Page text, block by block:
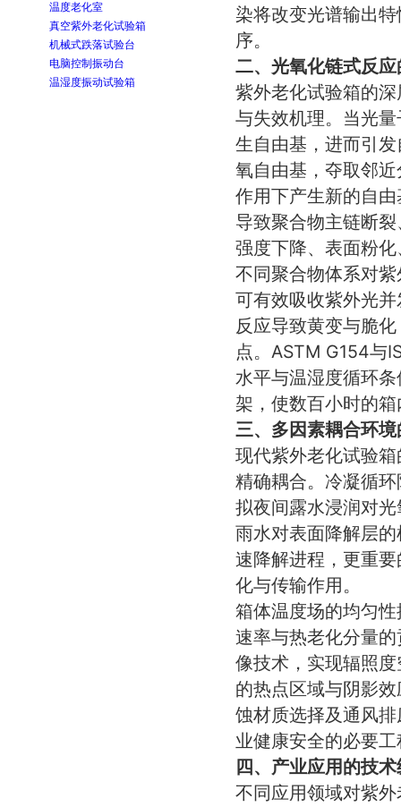
温度老化室
真空紫外老化试验箱
机械式跌落试验台
电脑控制振动台
温湿度振动试验箱
染将改变光谱输出
序。
二、光氧化链式反
紫外老化试验箱的
与失效机理。当光
生自由基，进而引
氧自由基，夺取邻
作用下产生新的自
导致聚合物主链断
强度下降、表面粉
不同聚合物体系对
可有效吸收紫外光
反应导致黄变与脆
点。ASTM G154与
水平与温湿度循环
架，使数百小时的
三、多因素耦合环
现代紫外老化试验
精确耦合。冷凝循
拟夜间露水浸润对
雨水对表面降解层
速降解进程，更重
化与传输作用。
箱体温度场的均匀
速率与热老化分量
像技术，实现辐照
的热点区域与阴影
蚀材质选择及通风
业健康安全的必要
四、产业应用的技
不同应用领域对紫